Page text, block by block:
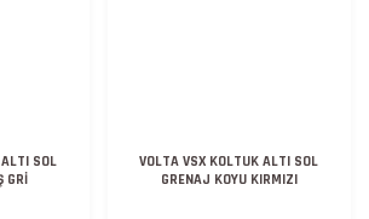
SOL
GRİ
VOLTA VSX KOLTUK ALTI SOL
GRENAJ KOYU KIRMIZI